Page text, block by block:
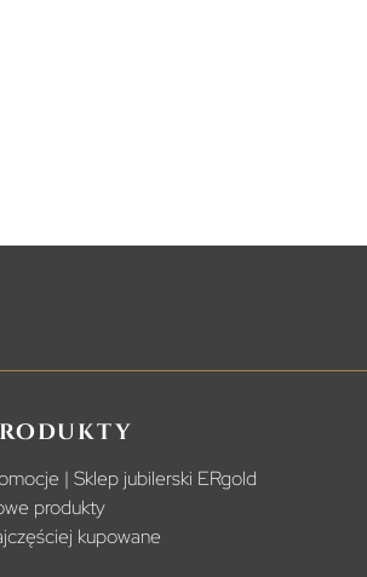
| Sklep jubilerski ERgold
produkty
kupowane